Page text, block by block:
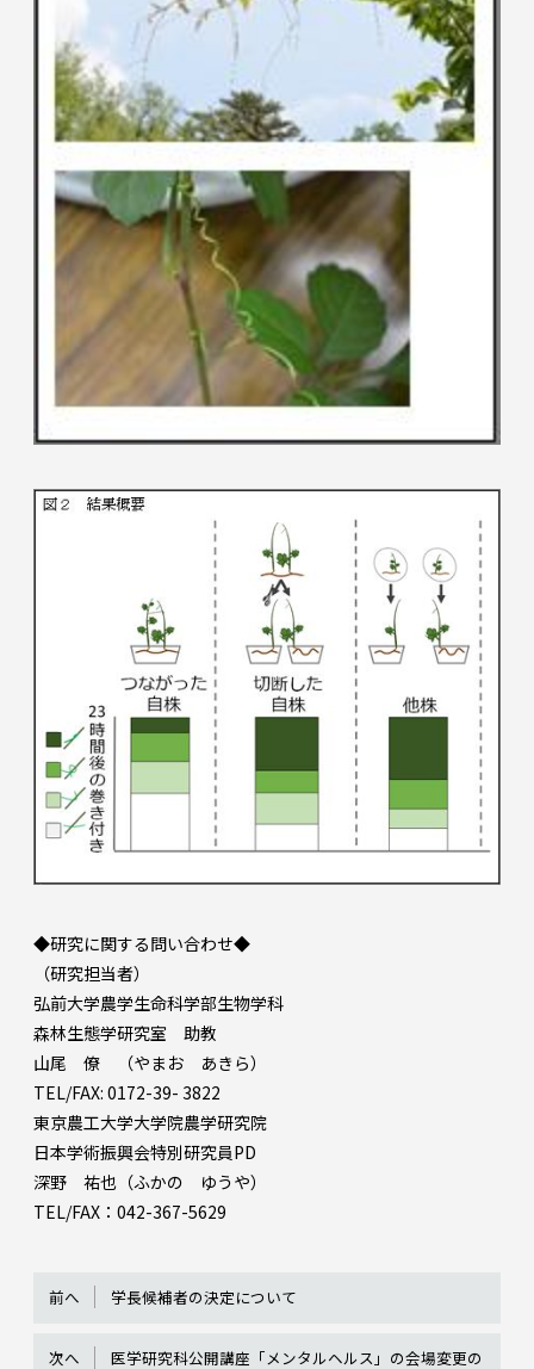
◆研究に関する問い合わせ◆
（研究担当者）
弘前大学農学生命科学部生物学科
森林生態学研究室 助教
山尾 僚 （やまお あきら）
TEL/FAX: 0172-39- 3822
東京農工大学大学院農学研究院
日本学術振興会特別研究員PD
深野 祐也（ふかの ゆうや）
TEL/FAX：042-367-5629
前へ 学長候補者の決定について
次へ
医学研究科公開講座「メンタルヘルス」の会場変更の